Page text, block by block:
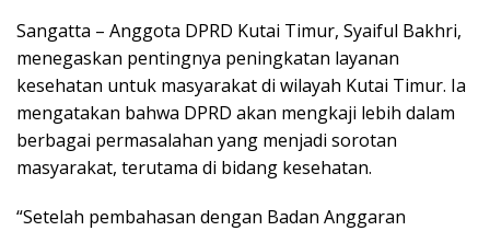
Sangatta – Anggota DPRD Kutai Timur, Syaiful Bakhri,
menegaskan pentingnya peningkatan layanan
kesehatan untuk masyarakat di wilayah Kutai Timur. Ia
mengatakan bahwa DPRD akan mengkaji lebih dalam
berbagai permasalahan yang menjadi sorotan
masyarakat, terutama di bidang kesehatan.
“Setelah pembahasan dengan Badan Anggaran